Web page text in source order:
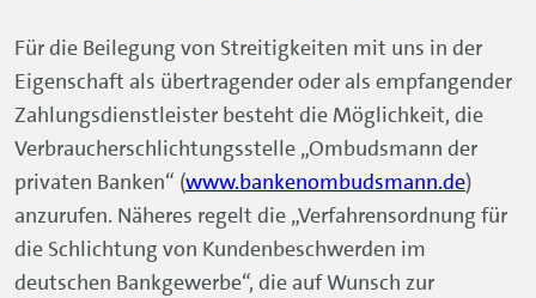
Für die Beilegung von Streitigkeiten mit uns in der
Eigenschaft als übertragender oder als empfangender
Zahlungsdienstleister besteht die Möglichkeit, die
Verbraucherschlichtungsstelle „Ombudsmann der
privaten Banken“ (www.bankenombudsmann.de)
anzurufen. Näheres regelt die „Verfahrensordnung für
die Schlichtung von Kundenbeschwerden im
deutschen Bankgewerbe“, die auf Wunsch zur